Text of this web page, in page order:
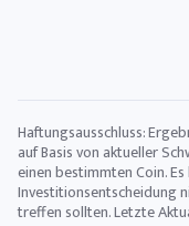
Haftungsausschluss:
auf Basis von aktueller
einen bestimmten Coin.
Investitionsentscheidung
treffen sollten. Letzte